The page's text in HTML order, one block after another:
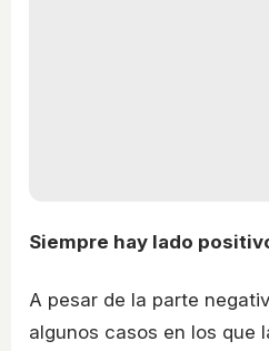
Siempre hay lado
A pesar de la parte
algunos casos en los que